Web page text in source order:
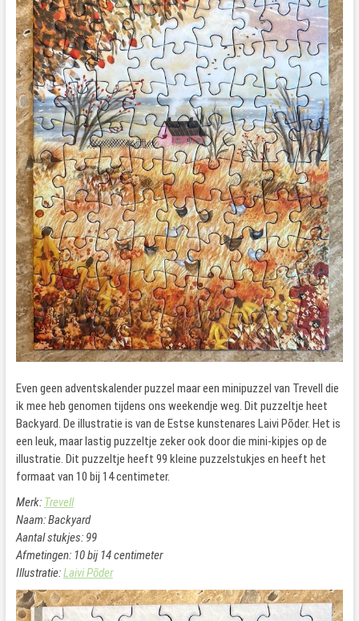
Even geen adventskalender puzzel maar een minipuzzel van Trevell die
ik mee heb genomen tijdens ons weekendje weg. Dit puzzeltje heet
Backyard. De illustratie is van de Estse kunstenares Laivi Põder. Het is
een leuk, maar lastig puzzeltje zeker ook door die mini-kipjes op de
illustratie. Dit puzzeltje heeft 99 kleine puzzelstukjes en heeft het
formaat van 10 bij 14 centimeter.
Merk: Trevell
Naam: Backyard
Aantal stukjes: 99
Afmetingen: 10 bij 14 centimeter
Illustratie:Laivi Põder